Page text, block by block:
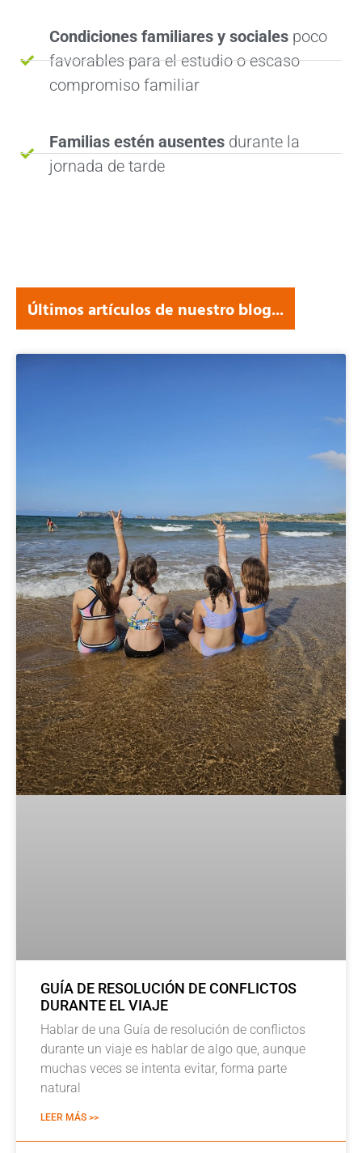
Condiciones familiares y sociales poco
favorables para el estudio o escaso
compromiso familiar
Familias estén ausentes durante la
jornada de tarde
Últimos artículos de nuestro blog...
GUÍA DE RESOLUCIÓN DE CONFLICTOS
DURANTE EL VIAJE
Hablar de una Guía de resolución de conflictos
durante un viaje es hablar de algo que, aunque
muchas veces se intenta evitar, forma parte
natural
LEER MÁS >>